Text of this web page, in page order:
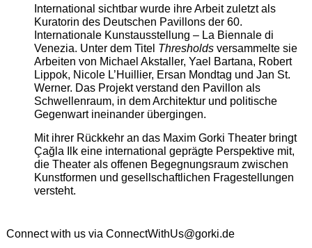
International sichtbar wurde ihre Arbeit zuletzt als
Kuratorin des Deutschen Pavillons der 60.
Internationale Kunstausstellung – La Biennale di
Venezia. Unter dem Titel Thresholdsversammelte sie
Arbeiten von Michael Akstaller, Yael Bartana, Robert
Lippok, Nicole L’Huillier, Ersan Mondtag und Jan St.
Werner. Das Projekt verstand den Pavillon als
Schwellenraum, in dem Architektur und politische
Gegenwart ineinander übergingen.
Mit ihrer Rückkehr an das Maxim Gorki Theater bringt
Çağla Ilk eine international geprägte Perspektive mit,
die Theater als offenen Begegnungsraum zwischen
Kunstformen und gesellschaftlichen Fragestellungen
versteht.
Connect with us via ConnectWithUs@gorki.de